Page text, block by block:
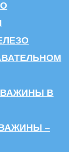
В
–